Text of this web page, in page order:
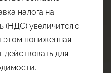
налога на
(НДС) увеличится с
этом пониженная
действовать для